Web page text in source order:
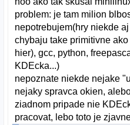
problem: je tam milion
nepotrebujem(hry niekde
chybaju take primitivne
hier), gcc, python,
KDEcka...)
nepoznate niekde nejake
nejaky spravca okien,
ziadnom pripade nie
pracovat, lebo toto je